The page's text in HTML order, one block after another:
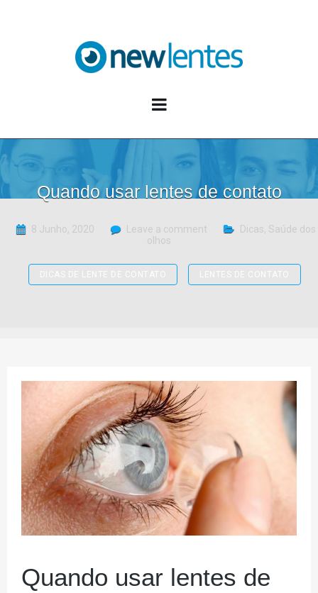
Quando usar lentes de contato
8 Junho, 2020 Leave a comment Dicas, Saúde dos
olhos
DICAS DE LENTE DE CONTATO LENTES DE CONTATO
Quando usar lentes de